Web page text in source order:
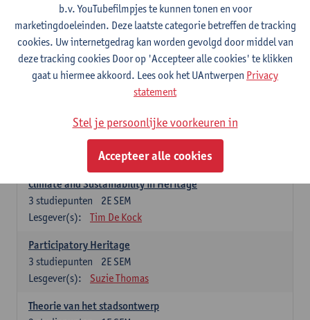
2E SEM
3
studiepunten
Lesgever(s):
Els De Vos
Heritage: Global and European Frames
1E SEM
3studiepunten
Jermina Stanojev
Built Heritage
1E SEM
studiepunten
Yonca Erkan
Climate and Sustainability in Heritage
2E SEM
3 studiepunten
Lesgever(s):
Tim De Kock
Participatory Heritage
2E SEM
3 studiepunten
Lesgever(s):
Suzie Thomas
Theorie van het stadsontwerp
b.v. YouTubefilmpjes te kunnen tonen en voor
marketingdoeleinden. Deze laatste categorie betreffen de tracking
cookies. Uw internetgedrag kan worden gevolgd door middel van
deze tracking cookies Door op 'Accepteer alle cookies' te klikken
gaat u hiermee akkoord. Lees ook het UAntwerpen Privacy
statement
Stel je persoonlijke voorkeuren in
Accepteer alle cookies